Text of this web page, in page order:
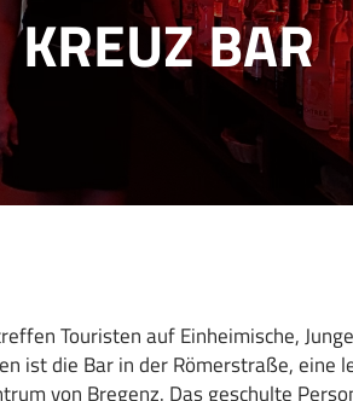
KREUZ BAR
Touristen auf Einheimische,
ist die Bar in der Römerstraße, eine
von Bregenz. Das geschulte